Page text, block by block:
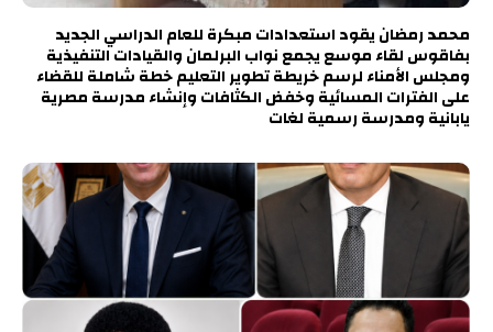
محمد رمضان يقود استعدادات مبكرة للعام الدراسي الجديد
بفاقوس لقاء موسع يجمع نواب البرلمان والقيادات التنفيذية
ومجلس الأمناء لرسم خريطة تطوير التعليم خطة شاملة للقضاء
على الفترات المسائية وخفض الكثافات وإنشاء مدرسة مصرية
يابانية ومدرسة رسمية لغات